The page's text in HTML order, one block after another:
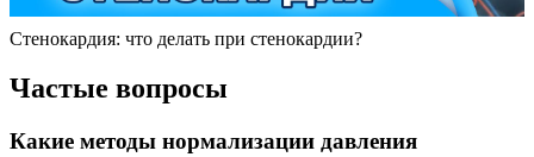
Стенокардия: что делать при стенокардии?
Частые вопросы
Какие методы нормализации давления